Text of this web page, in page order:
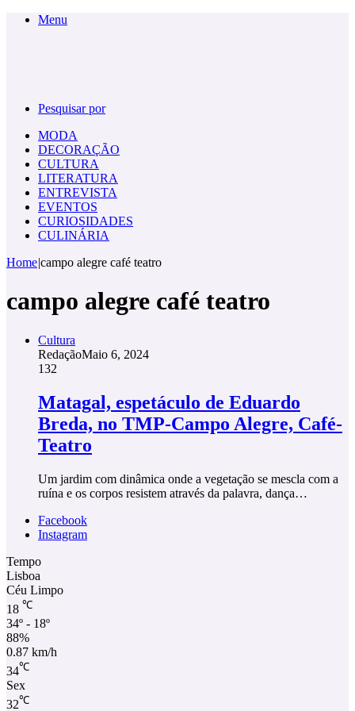
Menu
Pesquisar por
MODA
DECORAÇÃO
CULTURA
LITERATURA
ENTREVISTA
EVENTOS
CURIOSIDADES
CULINÁRIA
Home|campo alegre café teatro
campo alegre café teatro
Cultura
RedaçãoMaio 6, 2024
132
Matagal, espetáculo de Eduardo
Breda, no TMP-Campo Alegre, Café-
Teatro
Um jardim com dinâmica onde a vegetação se mescla com a
ruína e os corpos resistem através da palavra, dança…
Facebook
Instagram
Tempo
Lisboa
Céu Limpo
18 ℃
34º - 18º
88%
0.87 km/h
34℃
Sex
32℃